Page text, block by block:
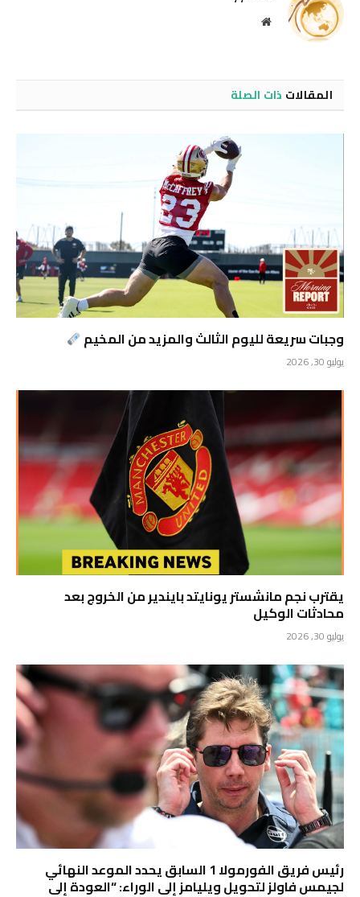
موقع
المقالات ذات الصلة
وجبات سريعة لليوم الثالث والمزيد من المخيم
يوليو 30, 2026
يقترب نجم مانشستر يونايتد بايندير من الخروج بعد
محادثات الوكيل
يوليو 30, 2026
رئيس فريق الفورمولا 1 السابق يحدد الموعد النهائي
لجيمس فاولز لتحويل ويليامز إلى الوراء: “العودة إلى